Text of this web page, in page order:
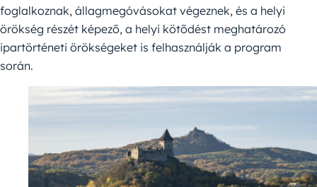
foglalkoznak, állagmegóvásokat végeznek, és a helyi
örökség részét képező, a helyi kötődést meghatározó
ipartörténeti örökségeket is felhasználják a program
során.